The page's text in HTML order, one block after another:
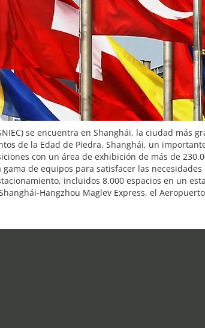
se encuentra en Shanghái, la ciudad
de la Edad de Piedra. Shanghái, un
con un área de exhibición de más de
de equipos para satisfacer las
incluidos 8.000 espacios en un
Hangzhou Maglev Express, el